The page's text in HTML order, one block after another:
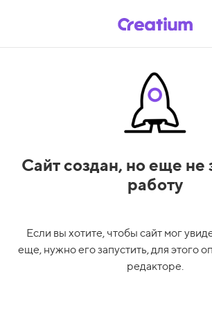
Сайт создан, но еще не
работу
Если вы хотите, чтобы сайт мог
еще, нужно его запустить, для этого
редакторе.